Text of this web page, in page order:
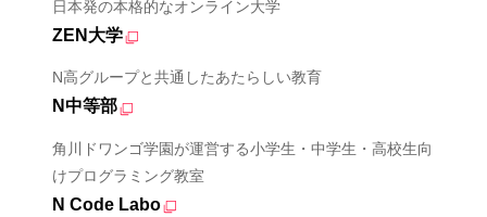
日本発の本格的なオンライン大学
ZEN大学
N高グループと共通したあたらしい教育
N中等部
角川ドワンゴ学園が運営する小学生・中学生・高校生向
けプログラミング教室
N Code Labo